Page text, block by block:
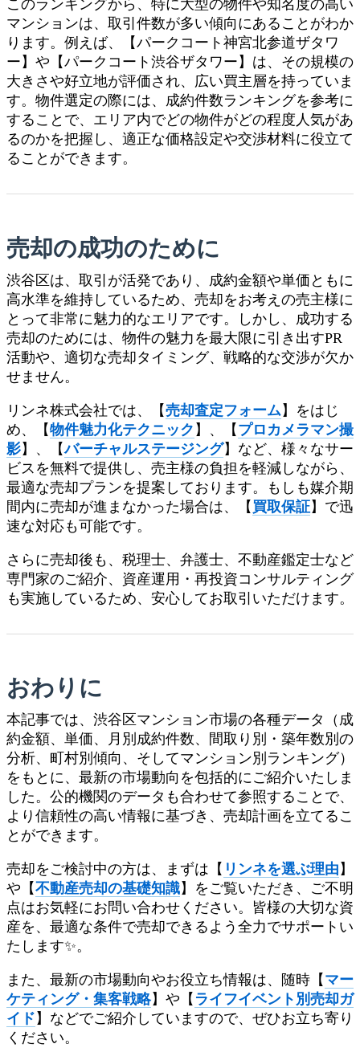
このランキングから、特に大型の物件や知名度の高い
マンションは、取引件数が多い傾向にあることがわか
ります。例えば、【パークコート神宮北参道ザタワ
ー】や【パークコート渋谷ザタワー】は、その規模の
大きさや好立地が評価され、広い買主層を持っていま
す。物件選定の際には、成約件数ランキングを参考に
することで、エリア内でどの物件がどの程度人気があ
るのかを把握し、適正な価格設定や交渉材料に役立て
ることができます。
売却の成功のために
渋谷区は、取引が活発であり、成約金額や単価ともに
高水準を維持しているため、売却をお考えの売主様に
とって非常に魅力的なエリアです。しかし、成功する
売却のためには、物件の魅力を最大限に引き出すPR
活動や、適切な売却タイミング、戦略的な交渉が欠か
せません。
リンネ株式会社では、【売却査定フォーム 】をはじ
め、【物件魅力化テクニック 】、【 プロカメラマン撮
影】、【バーチャルステージング】など、様々なサー
ビスを無料で提供し、売主様の負担を軽減しながら、
最適な売却プランを提案しております。もしも媒介期
間内に売却が進まなかった場合は、【 買取保証】で迅
速な対応も可能です。
さらに売却後も、税理士、弁護士、不動産鑑定士など
専門家のご紹介、資産運用・再投資コンサルティング
も実施しているため、安心してお取引いただけます。
おわりに
本記事では、渋谷区マンション市場の各種データ（成
約金額、単価、月別成約件数、間取り別・築年数別の
分析、町村別傾向、そしてマンション別ランキング）
をもとに、最新の市場動向を包括的にご紹介いたしま
した。公的機関のデータも合わせて参照することで、
より信頼性の高い情報に基づき、売却計画を立てるこ
とができます。
売却をご検討中の方は、まずは【 リンネを選ぶ理由 】
や【不動産売却の基礎知識】をご覧いただき、ご不明
点はお気軽にお問い合わせください。皆様の大切な資
産を、最適な条件で売却できるよう全力でサポートい
たします✨。
また、最新の市場動向やお役立ち情報は、随時【 マー
ケティング・集客戦略】や【 ライフイベント別売却ガ
イド 】などでご紹介していますので、ぜひお立ち寄り
ください。